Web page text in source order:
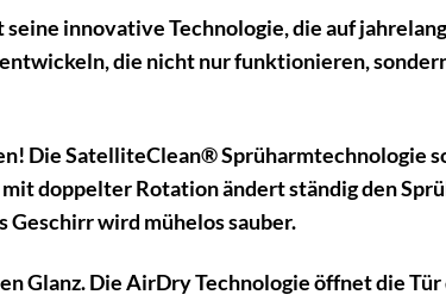
innovative Technologie, die auf
die nicht nur funktionieren,
Die SatelliteClean® Sprüharmtechnologie
doppelter Rotation ändert ständig den
wird mühelos sauber.
Glanz. Die AirDry Technologie öffnet die Tür